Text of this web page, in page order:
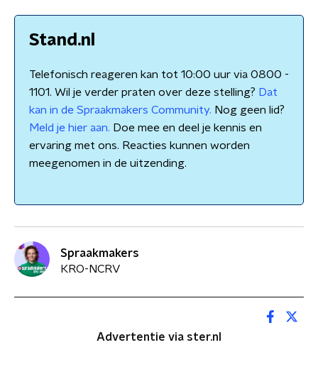
Stand.nl
Telefonisch reageren kan tot 10:00 uur via 0800 -
1101. Wil je verder praten over deze stelling? Dat
kan in de Spraakmakers Community. Nog geen lid?
Meld je hier aan. Doe mee en deel je kennis en
ervaring met ons. Reacties kunnen worden
meegenomen in de uitzending.
Spraakmakers
KRO-NCRV
Advertentie via ster.nl